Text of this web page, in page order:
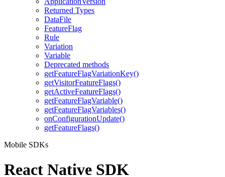
Returned Types
DataFile
FeatureFlag
Rule
Variation
Variable
Deprecated methods
getFeatureFlagVariationKey()
getVisitorFeatureFlags()
getActiveFeatureFlags()
getFeatureFlagVariable()
getFeatureFlagVariables()
onConfigurationUpdate()
getFeatureFlags()
Mobile SDKs
React Native SDK